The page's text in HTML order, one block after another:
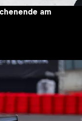
am